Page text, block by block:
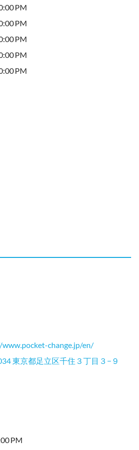
PM
PM
PM
PM
PM
change.jp/en/
東京都足立区千住３丁目３−９
PM